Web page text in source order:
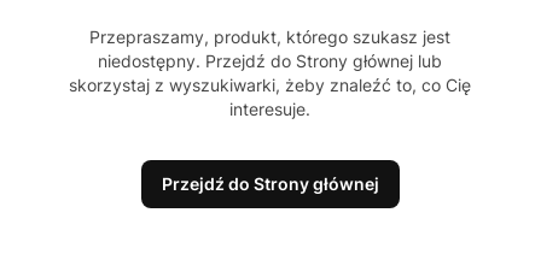
Przepraszamy, produkt, którego szukasz jest
niedostępny. Przejdź do Strony głównej lub
skorzystaj z wyszukiwarki, żeby znaleźć to, co Cię
interesuje.
Przejdź do Strony głównej